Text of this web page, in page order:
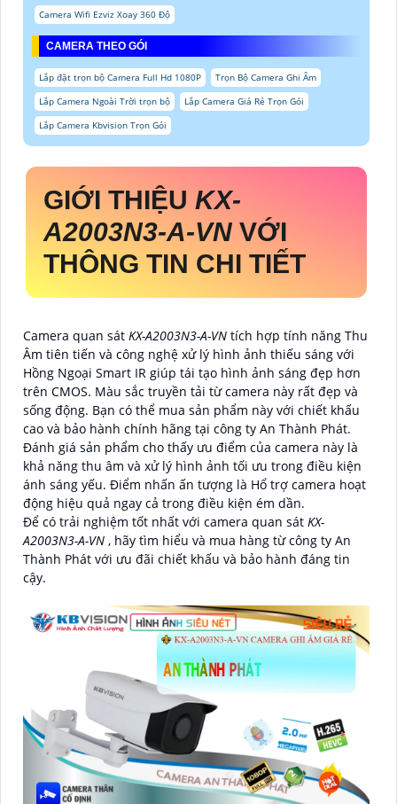
Camera Wifi Ezviz Xoay 360 Độ
CAMERA THEO GÓI
Lắp đặt trọn bộ Camera Full Hd 1080P
Trọn Bộ Camera Ghi Âm
Lắp Camera Ngoài Trời trọn bộ
Lắp Camera Giá Rẻ Trọn Gói
Lắp Camera Kbvision Trọn Gói
GIỚI THIỆU KX-
A2003N3-A-VN VỚI
THÔNG TIN CHI TIẾT
Camera quan sát KX-A2003N3-A-VN tích hợp tính năng Thu
Âm tiên tiến và công nghệ xử lý hình ảnh thiếu sáng với
Hồng Ngoại Smart IR giúp tái tạo hình ảnh sáng đẹp hơn
trên CMOS. Màu sắc truyền tải từ camera này rất đẹp và
sống động. Bạn có thể mua sản phẩm này với chiết khấu
cao và bảo hành chính hãng tại công ty An Thành Phát.
Đánh giá sản phẩm cho thấy ưu điểm của camera này là
khả năng thu âm và xử lý hình ảnh tối ưu trong điều kiện
ánh sáng yếu. Điểm nhấn ấn tượng là Hổ trợ camera hoạt
động hiệu quả ngay cả trong điều kiện ém dần.
Để có trải nghiệm tốt nhất với camera quan sát KX-
A2003N3-A-VN , hãy tìm hiểu và mua hàng từ công ty An
Thành Phát với ưu đãi chiết khấu và bảo hành đáng tin
cậy.